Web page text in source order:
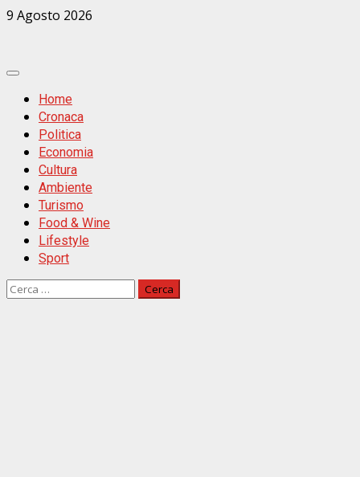
Zum
9 Agosto 2026
Primäres
MenüHome
Cronaca
Politica
Economia
Cultura
Ambiente
Turismo
Food & Wine
Lifestyle
Sport
Ricerca